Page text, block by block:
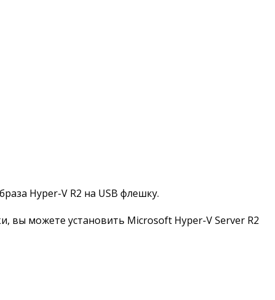
Hyper-V R2 на USB флешку.
вы можете установить Microsoft Hyper-V Server R2